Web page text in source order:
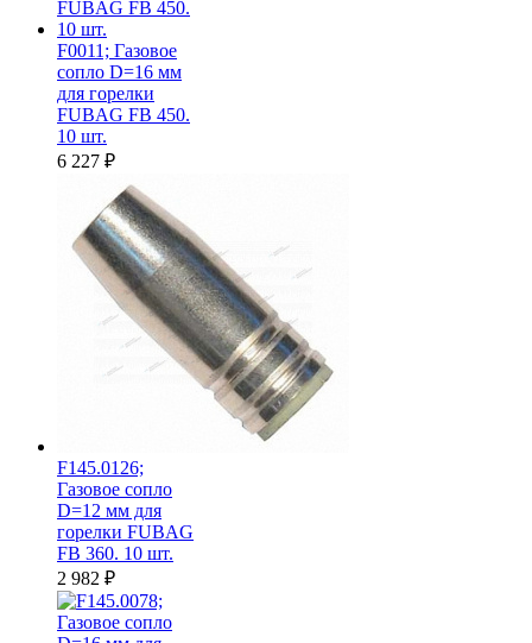
F0011; Газовое
сопло D=16 мм
для горелки
FUBAG FB 450.
10 шт.
6 227 ₽
F145.0126;
Газовое сопло
D=12 мм для
горелки FUBAG
FB 360. 10 шт.
2 982 ₽